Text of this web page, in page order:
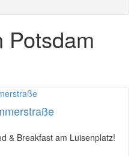
Potsdam
& Breakfast am Luisenplatz!